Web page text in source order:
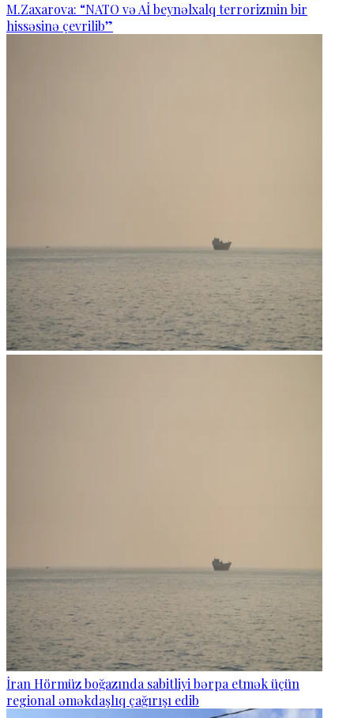
M.Zaxarova: “NATO və Aİ beynəlxalq terrorizmin bir
hissəsinə çevrilib”
İran Hörmüz boğazında sabitliyi bərpa etmək üçün
regional əməkdaşlıq çağırışı edib